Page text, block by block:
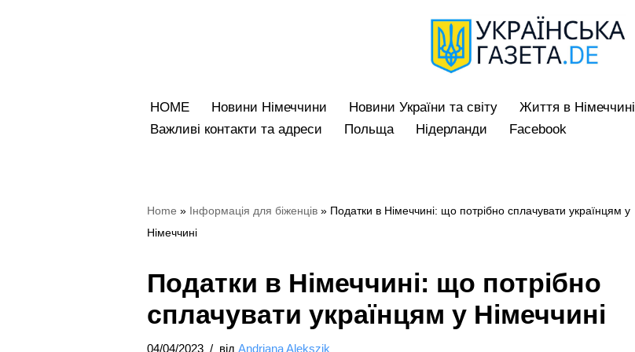
HOME
Новини Німеччини Hовини України та світу Життя в Німеччині
Bажливі контакти та адреси
Польща Нідерланди Facebook
Home » Iнформація для біженців » Податки в Німеччині: що потрібно сплачувати українцям у
Німеччині
Податки в Німеччині: що потрібно
сплачувати українцям у Німеччині
04/04/2023 від Andriana Alekszik